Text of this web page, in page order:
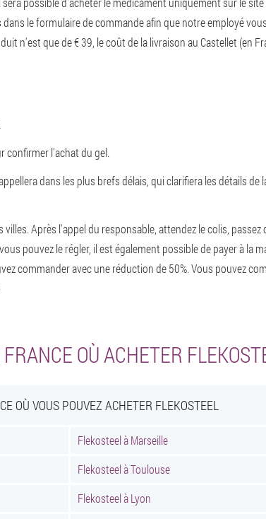
le formulaire de commande afin que notre employé
n'est que de € 39, le coût de la livraison au Castellet (en
confirmer l'achat du gel.
dans les plus brefs délais, qui clarifiera les détails de
Après l'appel du responsable, attendez le colis, passez
pouvez le régler, il est également possible de payer à la
commander avec une réduction de 50%. Vous pouvez
OÙ ACHETER
OÙ VOUS POUVEZ ACHETER FLEKOSTEEL
Flekosteel à Marseille
Flekosteel à Toulouse
Flekosteel à Lyon